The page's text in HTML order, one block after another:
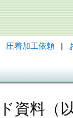
圧着加工依頼
資料（